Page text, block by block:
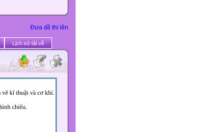
Đưa đề thi lên
Lịch sử tải về